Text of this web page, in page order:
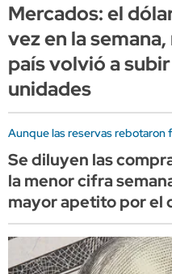
Mercados: el
vez en la
país volvió a
unidades
Aunque las reservas rebotaron
Se diluyen las
la menor cifra
mayor apetito por el